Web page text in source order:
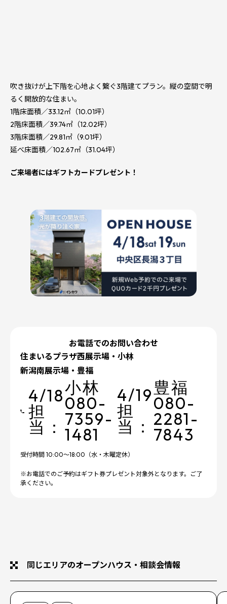
吹き抜けが上下階を心地よく繋ぐ3階建てプラン。縦の空間で明
るく開放的な住まい。
1階床面積／33.12㎡（10.01坪）
2階床面積／39.74㎡（12.02坪）
3階床面積／29.81㎡（9.01坪）
延べ床面積／102.67㎡（31.04坪）
ご来場者にはギフトカードプレゼント！
お電話でのお問い合わせ
住まいるプラザ西展示場・小林
新潟南展示場・豊福
4/18
担
当：
小林
080-
7359-
1481
4/19
担
当：
豊福
080-
2281-
7843
受付時間 10:00～18:00（水・木曜定休）
※お電話でのご予約はギフト券プレゼント対象外となります。ご了
承ください。
同じエリアのオープンハウス・相談会情報